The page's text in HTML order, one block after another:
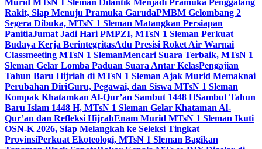
Murid MTsN 1 Sleman Dilantik Menjadi Pramuka Penggalang
Rakit, Siap Menuju Pramuka GarudaPMBM Gelombang 2
Segera Dibuka, MTsN 1 Sleman Matangkan Persiapan
PanitiaJumat Jadi Hari PMPZI, MTsN 1 Sleman Perkuat
Budaya Kerja BerintegritasAdu Presisi Roket Air Warnai
Classmeeting MTsN 1 SlemanMencari Suara Terbaik, MTsN 1
Sleman Gelar Lomba Paduan Suara Antar KelasPengajian
Tahun Baru Hijriah di MTsN 1 Sleman Ajak Murid Memaknai
Perubahan DiriGuru, Pegawai, dan Siswa MTsN 1 Sleman
Kompak Khatamkan Al-Qur’an Sambut 1448 HSambut Tahun
Baru Islam 1448 H, MTsN 1 Sleman Gelar Khataman Al-
Qur’an dan Refleksi HijrahEnam Murid MTsN 1 Sleman Ikuti
OSN-K 2026, Siap Melangkah ke Seleksi Tingkat
ProvinsiPerkuat Ekoteologi, MTsN 1 Sleman Bagikan